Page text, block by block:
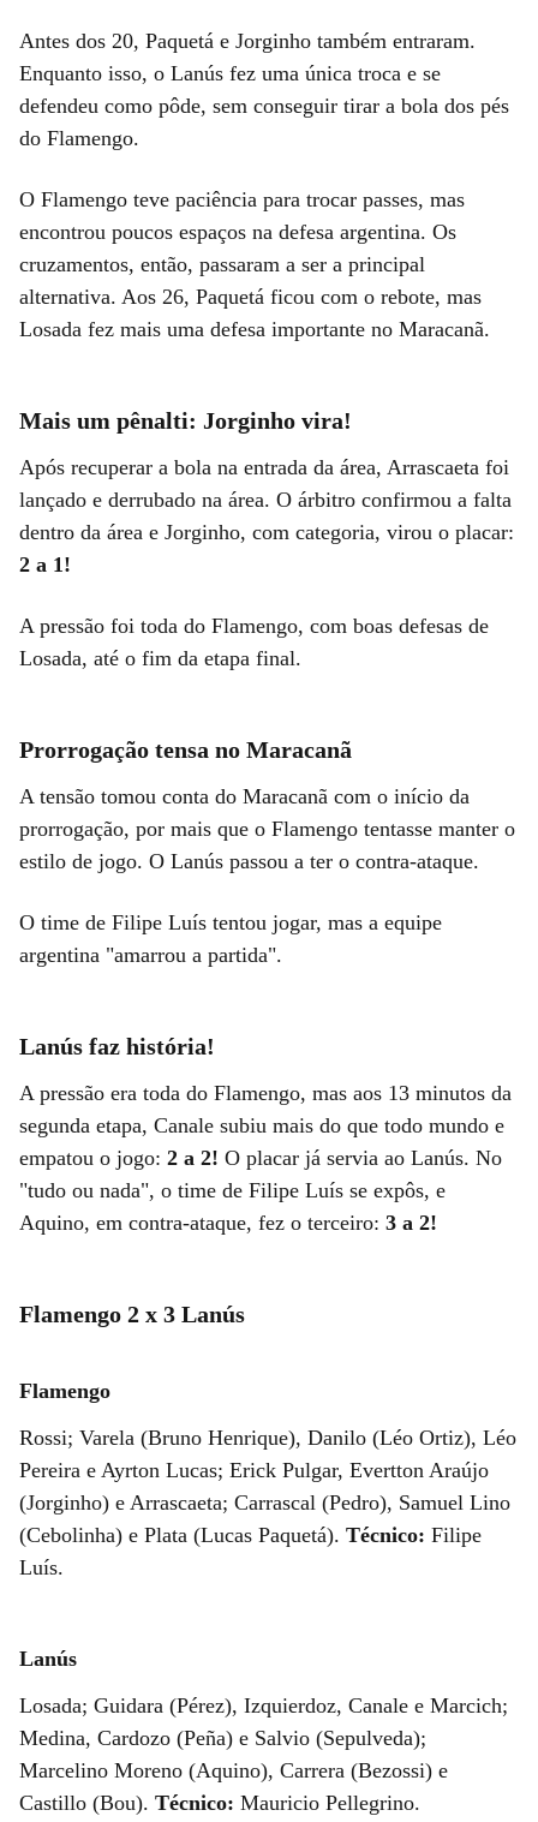
Antes dos 20, Paquetá e Jorginho também entraram.
Enquanto isso, o Lanús fez uma única troca e se
defendeu como pôde, sem conseguir tirar a bola dos pés
do Flamengo.
O Flamengo teve paciência para trocar passes, mas
encontrou poucos espaços na defesa argentina. Os
cruzamentos, então, passaram a ser a principal
alternativa. Aos 26, Paquetá ficou com o rebote, mas
Losada fez mais uma defesa importante no Maracanã.
Mais um pênalti: Jorginho vira!
Após recuperar a bola na entrada da área, Arrascaeta foi
lançado e derrubado na área. O árbitro confirmou a falta
dentro da área e Jorginho, com categoria, virou o placar:
2 a 1!
A pressão foi toda do Flamengo, com boas defesas de
Losada, até o fim da etapa final.
Prorrogação tensa no Maracanã
A tensão tomou conta do Maracanã com o início da
prorrogação, por mais que o Flamengo tentasse manter o
estilo de jogo. O Lanús passou a ter o contra-ataque.
O time de Filipe Luís tentou jogar, mas a equipe
argentina "amarrou a partida".
Lanús faz história!
A pressão era toda do Flamengo, mas aos 13 minutos da
segunda etapa, Canale subiu mais do que todo mundo e
empatou o jogo: 2 a 2! O placar já servia ao Lanús. No
"tudo ou nada", o time de Filipe Luís se expôs, e
Aquino, em contra-ataque, fez o terceiro: 3 a 2!
Flamengo 2 x 3 Lanús
Flamengo
Rossi; Varela (Bruno Henrique), Danilo (Léo Ortiz), Léo
Pereira e Ayrton Lucas; Erick Pulgar, Evertton Araújo
(Jorginho) e Arrascaeta; Carrascal (Pedro), Samuel Lino
(Cebolinha) e Plata (Lucas Paquetá). Técnico: Filipe
Luís.
Lanús
Losada; Guidara (Pérez), Izquierdoz, Canale e Marcich;
Medina, Cardozo (Peña) e Salvio (Sepulveda);
Marcelino Moreno (Aquino), Carrera (Bezossi) e
Castillo (Bou). Técnico: Mauricio Pellegrino.